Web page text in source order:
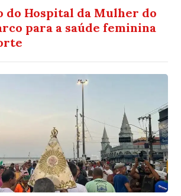
do Hospital da Mulher do
para a saúde feminina